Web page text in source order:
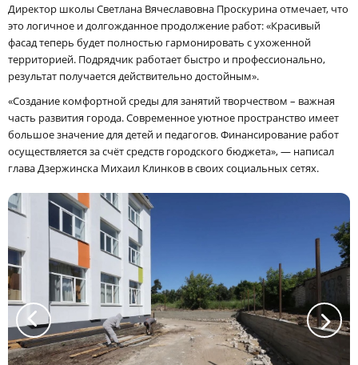
Директор школы Светлана Вячеславовна Проскурина отмечает, что
это логичное и долгожданное продолжение работ: «Красивый
фасад теперь будет полностью гармонировать с ухоженной
территорией. Подрядчик работает быстро и профессионально,
результат получается действительно достойным».
«Создание комфортной среды для занятий творчеством – важная
часть развития города. Современное уютное пространство имеет
большое значение для детей и педагогов. Финансирование работ
осуществляется за счёт средств городского бюджета», — написал
глава Дзержинска Михаил Клинков в своих социальных сетях.
a a